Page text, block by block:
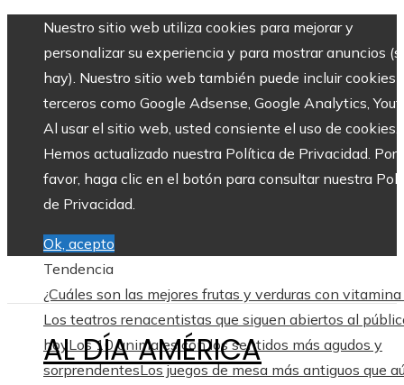
Nuestro sitio web utiliza cookies para mejorar y
personalizar su experiencia y para mostrar anuncios
hay). Nuestro sitio web también puede incluir cookies
terceros como Google Adsense, Google Analytics,
Al usar el sitio web, usted consiente el uso de cookies.
Hemos actualizado nuestra Política de Privacidad. Por
favor, haga clic en el botón para consultar nuestra
de Privacidad.
Ok, acepto
Tendencia
¿Cuáles son las mejores frutas y verduras con vitamina
Los teatros renacentistas que siguen abiertos al
hoyLos 10 animales con los sentidos más agudos y
sorprendentesLos juegos de mesa más antiguos que
AL DÍA AMÉRICA